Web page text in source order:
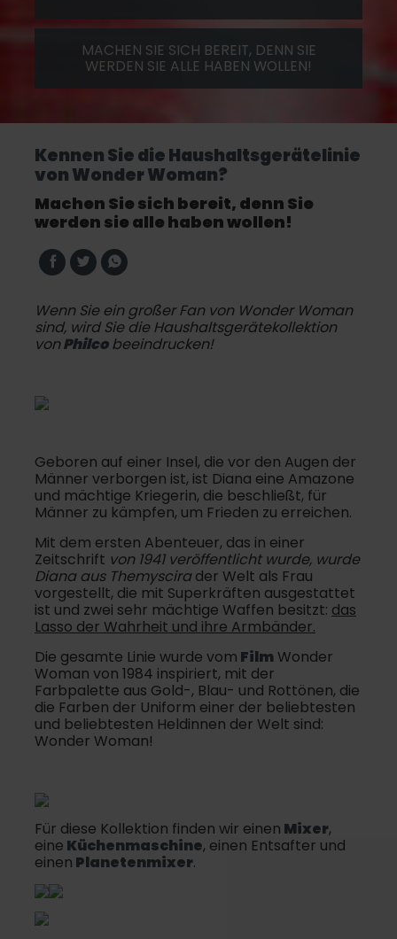
MACHEN SIE SICH BEREIT, DENN SIE
WERDEN SIE ALLE HABEN WOLLEN!
Kennen Sie die Haushaltsgerätelinie
von Wonder Woman?
Machen Sie sich bereit, denn Sie
werden sie alle haben wollen!
Wenn Sie ein großer Fan von Wonder Woman
sind, wird Sie die Haushaltsgerätekollektion
vonPhilcobeeindrucken!
Geboren auf einer Insel, die vor den Augen der
Männer verborgen ist, ist Diana eine Amazone
und mächtige Kriegerin, die beschließt, für
Männer zu kämpfen, um Frieden zu erreichen.
Mit dem ersten Abenteuer, das in einer
Zeitschrift von 1941 veröffentlicht wurde, wurde
Diana aus Themyscirader Welt als Frau
vorgestellt, die mit Superkräften ausgestattet
ist und zwei sehr mächtige Waffen besitzt: das
Lasso der Wahrheit und ihre Armbänder.
Die gesamte Linie wurde vom FilmWonder
Woman von 1984 inspiriert, mit der
Farbpalette aus Gold-, Blau- und Rottönen, die
die Farben der Uniform einer der beliebtesten
und beliebtesten Heldinnen der Welt sind:
Wonder Woman!
Für diese Kollektion finden wir einen Mixer,
eine Küchenmaschine, einen Entsafter und
einen Planetenmixer.